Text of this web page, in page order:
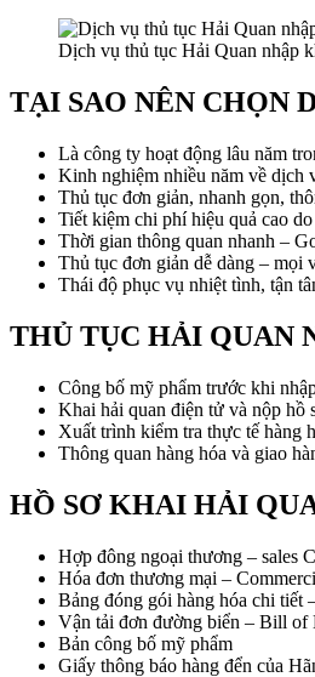
Dịch vụ thủ tục Hải Quan nhập
TẠI SAO NÊN CHỌN
Là công ty hoạt động lâu năm
Kinh nghiệm nhiều năm về dịch
Thủ tục đơn giản, nhanh gọn,
Tiết kiệm chi phí hiệu quả cao
Thời gian thông quan nhanh –
Thủ tục đơn giản dễ dàng – mọi
Thái độ phục vụ nhiệt tình, tận
THỦ TỤC HẢI QUAN
Công bố mỹ phẩm trước khi
Khai hải quan điện tử và nộp hồ
Xuất trình kiểm tra thực tế hàng
Thông quan hàng hóa và giao
HỒ SƠ KHAI HẢI
Hợp đông ngoại thương – sales
Hóa đơn thương mại –
Bảng đóng gói hàng hóa chi tiết
Vận tải đơn đường biển – Bill of
Bản công bố mỹ phẩm
Giấy thông báo hàng đển của